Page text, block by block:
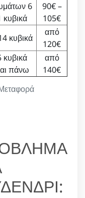
6
90€ –
105€
κυβικά
από
120€
πάνω
από
140€